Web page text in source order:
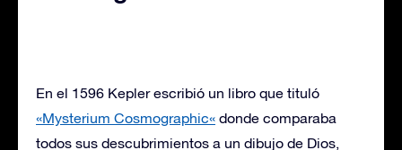
En el 1596 Kepler escribió un libro que tituló
«Mysterium Cosmographic« donde comparaba
todos sus descubrimientos a un dibujo de Dios,